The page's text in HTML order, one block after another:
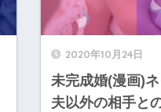
2020年10月24日
未完成婚(漫画)
夫以外の相手と